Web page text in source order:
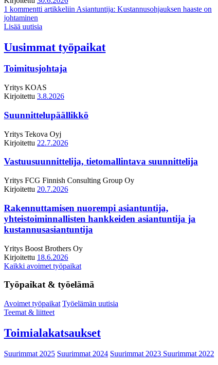
1 kommentti artikkeliin Asiantuntija: Kustannusohjauksen haaste on
johtaminen
Lisää uutisia
Uusimmat työpaikat
Toimitusjohtaja
Yritys KOAS
Kirjoitettu 3.8.2026
Suunnittelupäällikkö
Yritys Tekova Oyj
Kirjoitettu 22.7.2026
Vastuusuunnittelija, tietomallintava suunnittelija
Yritys FCG Finnish Consulting Group Oy
Kirjoitettu 20.7.2026
Rakennuttamisen nuorempi asiantuntija,
yhteistoiminnallisten hankkeiden asiantuntija ja
kustannusasiantuntija
Yritys Boost Brothers Oy
Kirjoitettu 18.6.2026
Kaikki avoimet työpaikat
Työpaikat & työelämä
Avoimet työpaikat Työelämän uutisia
Teemat & liitteet
Toimialakatsaukset
Suurimmat 2025 Suurimmat 2024 Suurimmat 2023 Suurimmat 2022